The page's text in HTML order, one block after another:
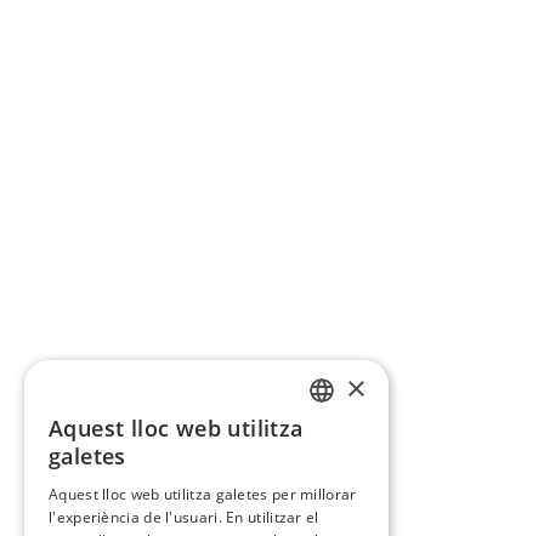
×
Aquest lloc web utilitza
galetes
Aquest lloc web utilitza galetes per millorar
l'experiència de l'usuari. En utilitzar el